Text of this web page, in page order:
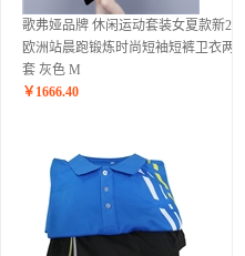
歌弗娅品牌 休闲运动套装女夏款新2020
欧洲站晨跑锻炼时尚短袖短裤卫衣两件
套 灰色 M
￥ 1666.40